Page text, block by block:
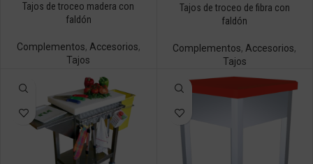
Tajos de troceo madera con
faldón
Complementos, Accesorios,
Tajos
Tajos de troceo de fibra con
faldón
Complementos,Accesorios,
Tajos